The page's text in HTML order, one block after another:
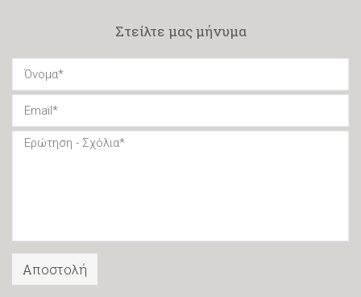
Στείλτε μας μήνυμα